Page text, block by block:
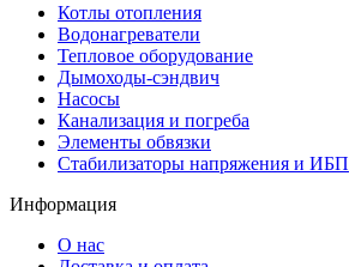
Котлы отопления
Водонагреватели
Тепловое оборудование
Дымоходы-сэндвич
Насосы
Канализация и погреба
Элементы обвязки
Стабилизаторы напряжения и ИБП
Информация
О нас